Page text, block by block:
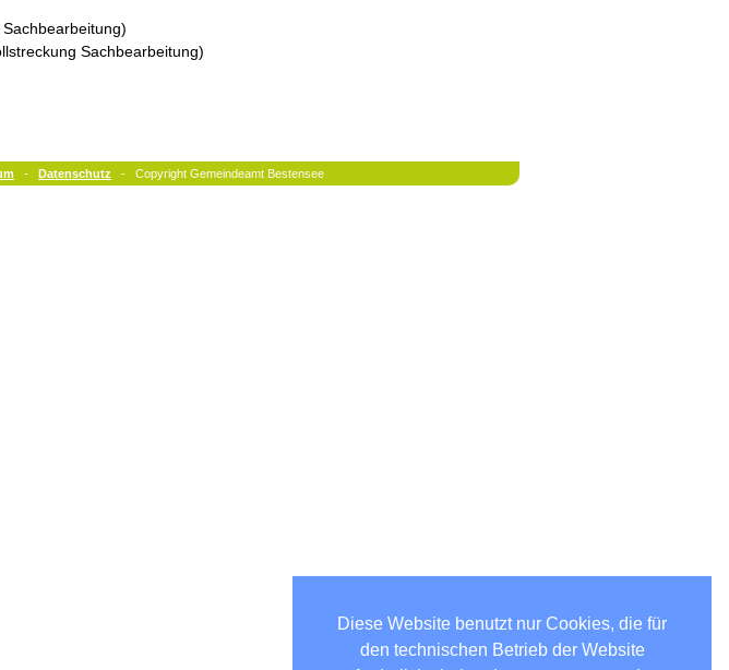
Diese Website benutzt nur Cookies, die für
den technischen Betrieb der Website
Sachbearbeitung)
Sachbearbeitung)
-Datenschutz - Copyright Gemeindeamt Bestensee